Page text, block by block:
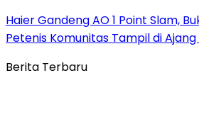
Haier Gandeng AO 1 Point Slam,
Petenis Komunitas Tampil di
Berita Terbaru